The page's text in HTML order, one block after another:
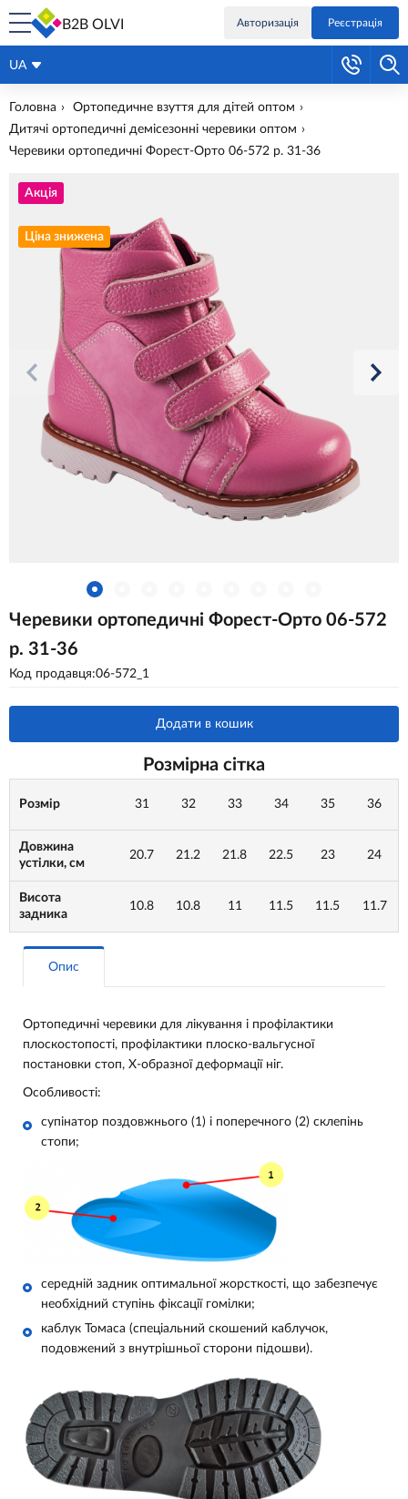
B2B OLVI Авторизація Реєстрація
UA
Головна
Ортопедичне взуття для дітей оптом
Дитячі ортопедичні демісезонні черевики оптом
Черевики ортопедичні Форест-Орто 06-572 р. 31-36
Акція
Ціна знижена
Черевики ортопедичні Форест-Орто 06-572
р. 31-36
Код продавця:06-572_1
Додати в кошик
Розмірна сітка
Розмір 31 32 33 34 35 36
Довжина
устілки, см
20.7 21.2 21.8 22.5 23 24
Висота
задника
10.8 10.8 11 11.5 11.5 11.7
Опис
Ортопедичні черевики для лікування і профілактики
плоскостопості, профілактики плоско-вальгусної
постановки стоп, Х-образної деформації ніг.
Особливості:
супінатор поздовжнього (1) і поперечного (2) склепінь
стопи;
середній задник оптимальної жорсткості, що забезпечує
необхідний ступінь фіксації гомілки;
каблук Томаса (спеціальний скошений каблучок,
подовжений з внутрішньої сторони підошви).